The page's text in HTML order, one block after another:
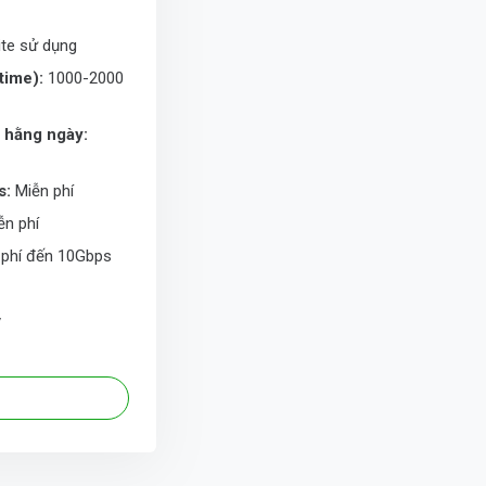
sử dụng
1000-2000
ngày:
Miễn phí
phí
đến 10Gbps